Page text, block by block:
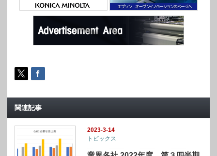
年間見通しは「有」となっている通り売上高も営
業利益も上方修正しています。
関連記事
2023-3-14
トピックス